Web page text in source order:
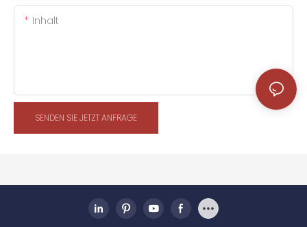
Inhalt
SENDEN SIE JETZT ANFRAGE